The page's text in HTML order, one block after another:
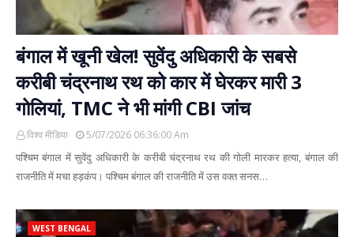
बंगाल में खूनी खेल! सुवेंदु अधिकारी के सबसे
करीबी चंद्रनाथ रथ को कार में घेरकर मारी 3
गोलियां, TMC ने भी मांगी CBI जांच
विश्व मीडिया 5/07/2026 06:36:00 Am
पश्चिम बंगाल में सुवेंदु अधिकारी के करीबी चंद्रनाथ रथ की गोली मारकर हत्या, बंगाल की
राजनीति में मचा हड़कंप। पश्चिम बंगाल की राजनीति में उस वक्त सनस…
WEST BENGAL